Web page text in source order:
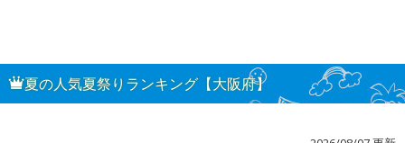
夏の人気夏祭りランキング【大阪府】